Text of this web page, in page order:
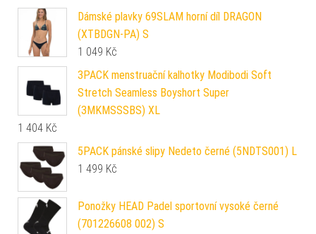
Dámské plavky 69SLAM horní díl DRAGON
(XTBDGN-PA) S
1 049 Kč
3PACK menstruační kalhotky Modibodi Soft
Stretch Seamless Boyshort Super
(3MKMSSSBS) XL
1 404 Kč
5PACK pánské slipy Nedeto černé (5NDTS001) L
1 499 Kč
Ponožky HEAD Padel sportovní vysoké černé
(701226608 002) S